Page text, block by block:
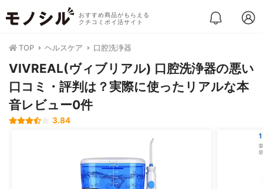
おすすめ商品がもらえる
クチコミポイ活サイト
TOP ヘルスケア 口腔洗浄器
VIVREAL(ヴィブリアル) 口腔洗浄器の悪い
口コミ・評判は？実際に使ったリアルな本
音レビュー0件
3.84